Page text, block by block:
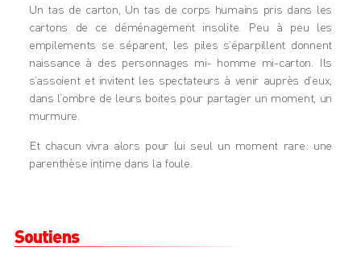
Un tas de carton, Un tas de corps humains pris dans les
cartons de ce déménagement insolite. Peu à peu les
empilements se séparent, les piles s’éparpillent donnent
naissance à des personnages mi- homme mi-carton. Ils
s’assoient et invitent les spectateurs à venir auprès d’eux,
dans l’ombre de leurs boites pour partager un moment, un
murmure.
Et chacun vivra alors pour lui seul un moment rare: une
parenthèse intime dans la foule.
Soutiens